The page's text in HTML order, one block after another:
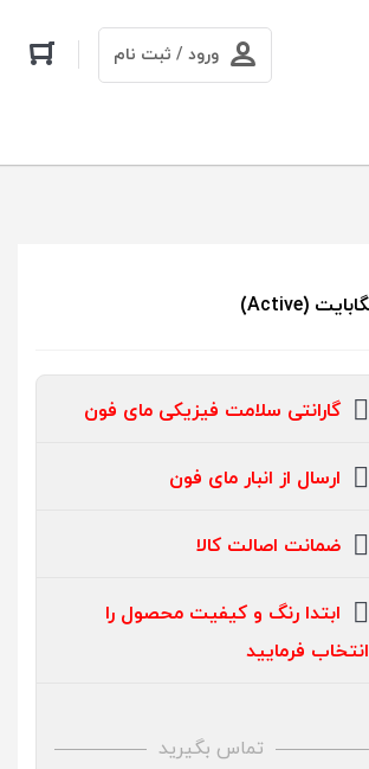
ورود / ثبت نام
گارانتی سلامت فیزیکی مای فون
ارسال از انبار مای فون
ضمانت اصالت کالا
ابتدا رنگ و کیفیت محصول را
انتخاب فرمایید
تماس بگیرید